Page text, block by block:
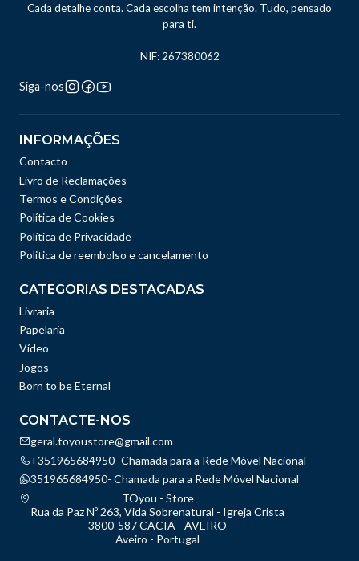
Cada detalhe conta. Cada escolha tem intenção. Tudo, pensado
para ti.
NIF: 267380062
Siga-nos
INFORMAÇÕES
Contacto
Livro de Reclamações
Termos e Condições
Política de Cookies
Política de Privacidade
Politica de reembolso e cancelamento
CATEGORIAS DESTACADAS
Livraria
Papelaria
Vídeo
Jogos
Born to be Eternal
CONTACTE-NOS
geral.toyoustore@gmail.com
+351965684950- Chamada para a Rede Móvel Nacional
351965684950- Chamada para a Rede Móvel Nacional
TOyou - Store
Rua da Paz Nº 263, Vida Sobrenatural - Igreja Crista
3800-587 CACIA - AVEIRO
Aveiro - Portugal